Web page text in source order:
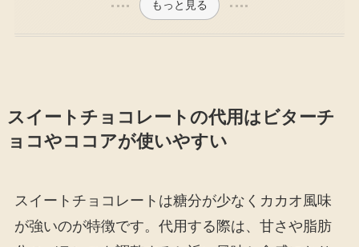
もっと見る
スイートチョコレートの代用はビターチ
ョコやココアが使いやすい
スイートチョコレートは糖分が少なくカカオ風味
が強いのが特徴です。代用する際は、甘さや脂肪